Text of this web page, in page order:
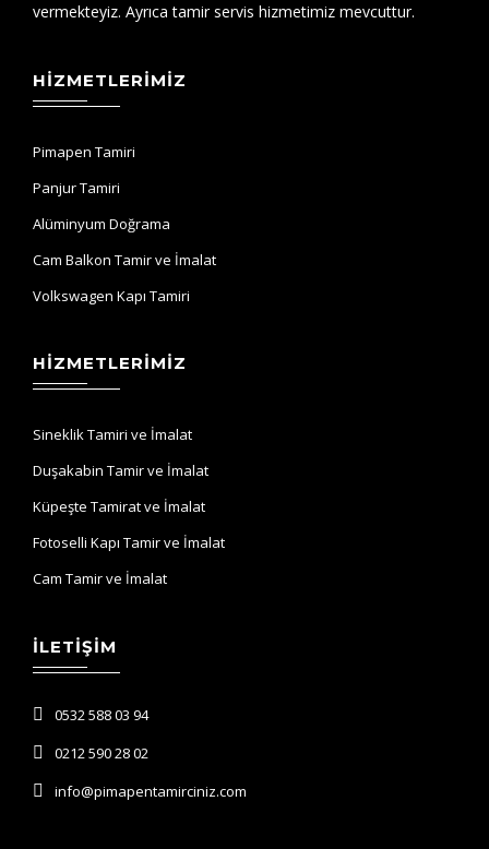
vermekteyiz. Ayrıca tamir servis hizmetimiz mevcuttur.
HIZMETLERIMIZ
Pimapen Tamiri
Panjur Tamiri
Alüminyum Doğrama
Cam Balkon Tamir ve İmalat
Volkswagen Kapı Tamiri
HIZMETLERIMIZ
Sineklik Tamiri ve İmalat
Duşakabin Tamir ve İmalat
Küpeşte Tamirat ve İmalat
Fotoselli Kapı Tamir ve İmalat
Cam Tamir ve İmalat
İLETIŞIM
0532 588 03 94
0212 590 28 02
info@pimapentamirciniz.com